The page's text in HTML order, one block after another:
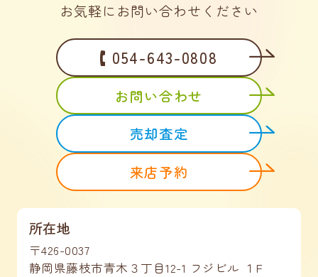
お気軽にお問い合わせください
054-643-0808
お問い合わせ
売却査定
来店予約
所在地
〒426-0037
静岡県藤枝市青木３丁目12-1 フジビル １F